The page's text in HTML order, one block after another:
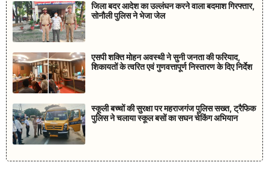
जिला बदर आदेश का उल्लंघन करने वाला बदमाश गिरफ्तार,
सोनौली पुलिस ने भेजा जेल
एसपी शक्ति मोहन अवस्थी ने सुनी जनता की फरियाद,
शिकायतों के त्वरित एवं गुणवत्तापूर्ण निस्तारण के दिए निर्देश
स्कूली बच्चों की सुरक्षा पर महराजगंज पुलिस सख्त, ट्रैफिक
पुलिस ने चलाया स्कूल बसों का सघन चेकिंग अभियान